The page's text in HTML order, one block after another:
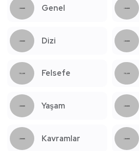
Genel
Dizi
Felsefe
Yaşam
Kavramlar